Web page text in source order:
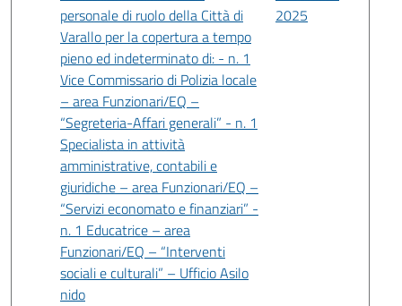
personale di ruolo della Città di
Varallo per la copertura a tempo
pieno ed indeterminato di: - n. 1
Vice Commissario di Polizia locale
– area Funzionari/EQ –
“Segreteria-Affari generali” - n. 1
Specialista in attività
amministrative, contabili e
giuridiche – area Funzionari/EQ –
“Servizi economato e finanziari” -
n. 1 Educatrice – area
Funzionari/EQ – “Interventi
sociali e culturali” – Ufficio Asilo
nido
2025